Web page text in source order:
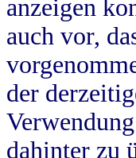
anzeigen
auch vor,
der
dahinter zu